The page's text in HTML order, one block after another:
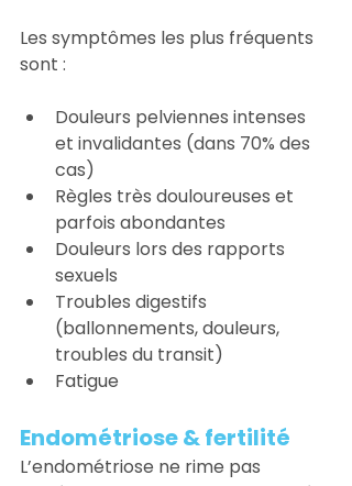
Les symptômes les plus fréquents
sont :
Douleurs pelviennes intenses
et invalidantes (dans 70% des
cas)
Règles très douloureuses et
parfois abondantes
Douleurs lors des rapports
sexuels
Troubles digestifs
(ballonnements, douleurs,
troubles du transit)
Fatigue
Endométriose & fertilité
L’endométriose ne rime pas